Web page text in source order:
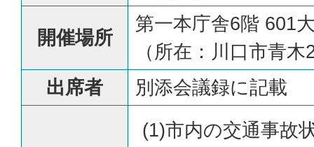
開催場所
第一本庁舎6階 601
（所在：川口市青木
出席者
別添会議録に記載
(1)市内の交通事故